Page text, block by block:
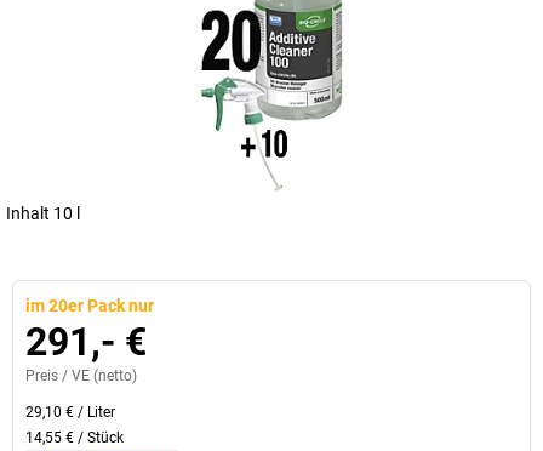
Inhalt 10 l
im 20er Pack nur
291,- €
Preis / VE (netto)
29,10 € / Liter
14,55 € / Stück